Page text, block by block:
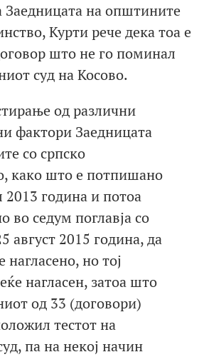
Заедницата на општините
Курти рече дека тоа е
што не го поминал
суд на Косово.
од различни
фактори Заедницата
со српско
како што е потпишано
2013 година и потоа
во седум поглавја со
август 2015 година, да
нагласено, но тој
нагласен, затоа што
од 33 (договори)
тестот на
па на некој начин